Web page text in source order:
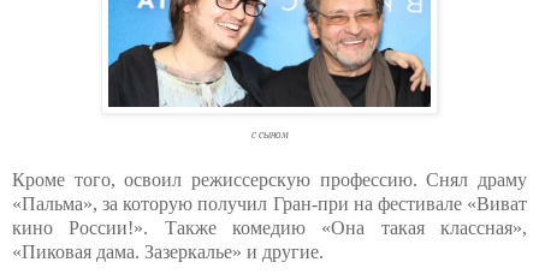
с сыном
Кроме того, освоил режиссерскую профессию. Снял драму
«Пальма», за которую получил Гран-при на фестивале «Виват
кино России!». Также комедию «Она такая классная»,
«Пиковая дама. Зазеркалье» и другие.